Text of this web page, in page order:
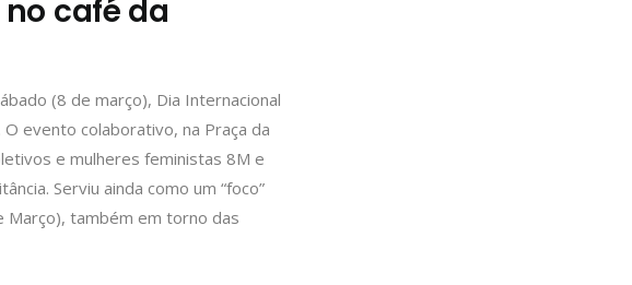
no café da
(8 de março), Dia Internacional
O evento colaborativo, na Praça da
e mulheres feministas 8M e
Serviu ainda como um “foco”
Março), também em torno das